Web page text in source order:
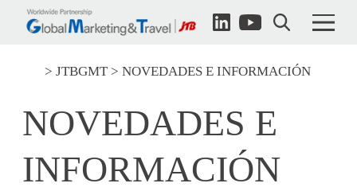
JTBGMT NOVEDADES E INFORMACIÓN
NOVEDADES E
INFORMACIÓN